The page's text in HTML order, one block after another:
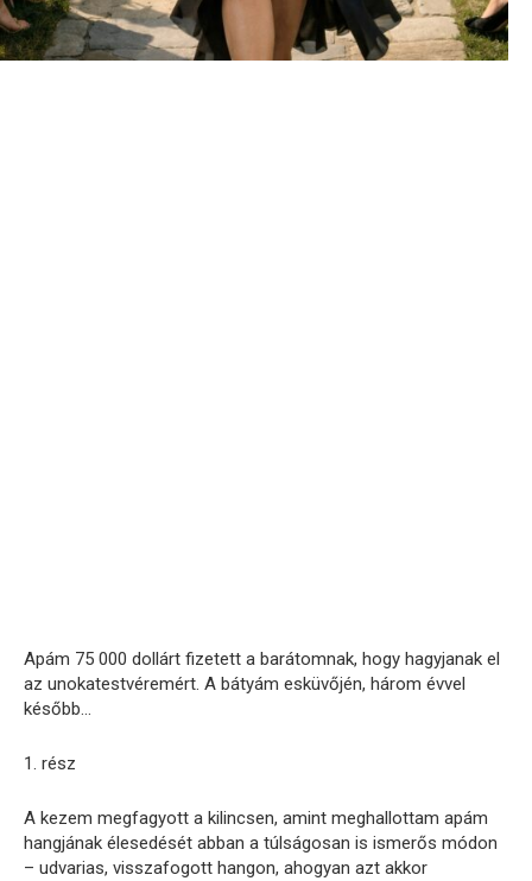
Apám 75 000 dollárt fizetett a barátomnak, hogy hagyjanak el
az unokatestvéremért. A bátyám esküvőjén, három évvel
később…
1. rész
A kezem megfagyott a kilincsen, amint meghallottam apám
hangjának élesedését abban a túlságosan is ismerős módon
– udvarias, visszafogott hangon, ahogyan azt akkor